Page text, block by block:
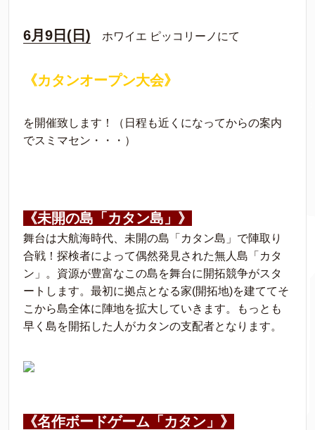
6月9日(日) ホワイエ ピッコリーノにて
《カタンオープン大会》
を開催致します！（日程も近くになってからの案内
でスミマセン・・・）
《未開の島「カタン島」》
舞台は大航海時代、未開の島「カタン島」で陣取り
合戦！探検者によって偶然発見された無人島「カタ
ン」。資源が豊富なこの島を舞台に開拓競争がスタ
ートします。最初に拠点となる家(開拓地)を建ててそ
こから島全体に陣地を拡大していきます。もっとも
早く島を開拓した人がカタンの支配者となります。
《名作ボードゲーム「カタン」》